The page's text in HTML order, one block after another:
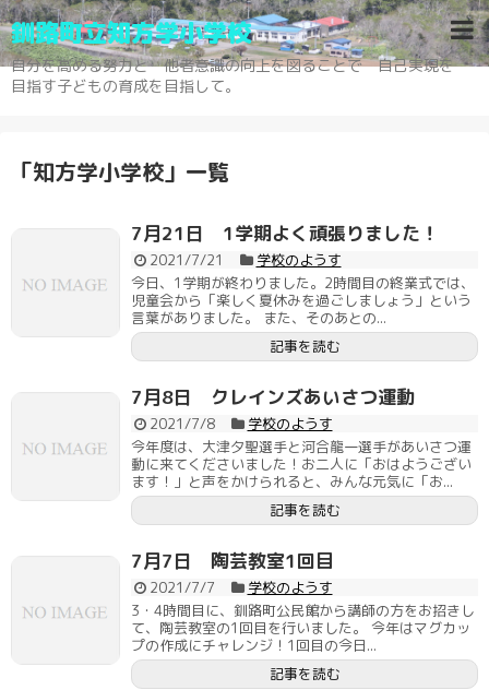
釧路町立知方学小学校
自分を高める努力と 他者意識の向上を図ることで 自己実現を
目指す子どもの育成を目指して。
「知方学小学校 」 一覧
7月21日 1学期よく頑張りました！
2021/7/21
学校のようす
今日、1学期が終わりました。2時間目の終業式では、
児童会から「楽しく夏休みを過ごしましょう」という
言葉がありました。 また、そのあとの...
記事を読む
7月8日 クレインズあいさつ運動
2021/7/8
学校のようす
今年度は、大津夕聖選手と河合龍一選手があいさつ運
動に来てくださいました！お二人に「おはようござい
ます！」と声をかけられると、みんな元気に「お...
記事を読む
7月7日 陶芸教室1回目
2021/7/7
学校のようす
3・4時間目に、釧路町公民館から講師の方をお招きし
て、陶芸教室の1回目を行いました。 今年はマグカッ
プの作成にチャレンジ！1回目の今日...
記事を読む